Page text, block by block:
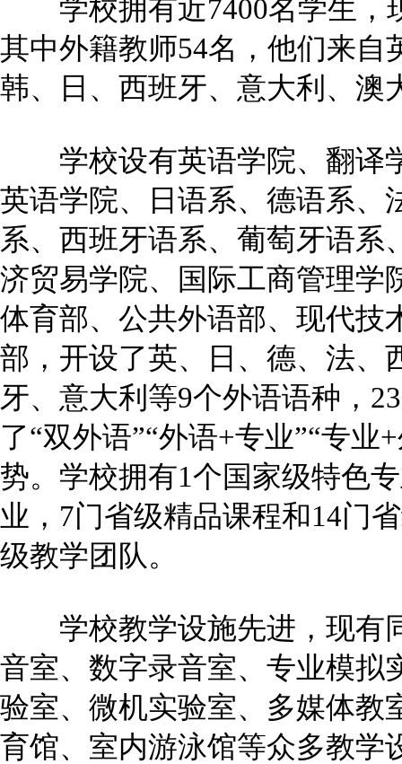
学校拥有近7400名学生，
其中外籍教师54名，他们来自
韩、日、西班牙、意大利、澳
学校设有英语学院、翻译
英语学院、日语系、德语系、
系、西班牙语系、葡萄牙语系
济贸易学院、国际工商管理学
体育部、公共外语部、现代技
部，开设了英、日、德、法、
牙、意大利等9个外语语种，
了“双外语”“外语+专业”“专业
势。学校拥有1个国家级特色
业，7门省级精品课程和14门
级教学团队。
学校教学设施先进，现有
音室、数字录音室、专业模拟
验室、微机实验室、多媒体教
育馆、室内游泳馆等众多教学